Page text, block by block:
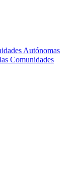
Autónomas
Comunidades